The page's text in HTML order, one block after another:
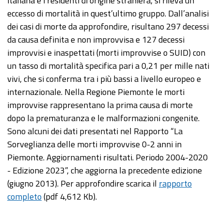
eccesso di mortalità in quest’ultimo gruppo. Dall’analisi
dei casi di morte da approfondire, risultano 297 decessi
da causa definita e non improvvisa e 127 decessi
improvvisi e inaspettati (morti improvvise o SUID) con
un tasso di mortalità specifica pari a 0,21 per mille nati
vivi, che si conferma tra i più bassi a livello europeo e
internazionale. Nella Regione Piemonte le morti
improvvise rappresentano la prima causa di morte
dopo la prematuranza e le malformazioni congenite.
Sono alcuni dei dati presentati nel Rapporto “La
Sorveglianza delle morti improvvise 0-2 anni in
Piemonte. Aggiornamenti risultati. Periodo 2004-2020
- Edizione 2023”, che aggiorna la precedente edizione
(giugno 2013). Per approfondire scarica il rapporto
completo(pdf 4,612 Kb).